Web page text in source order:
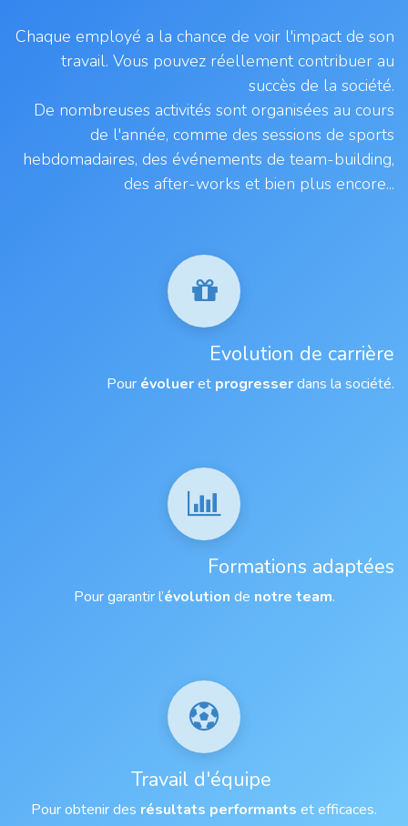
Chaque employé a la chance de voir l'impact de son
travail. Vous pouvez réellement contribuer au
succès de la société.
De nombreuses activités sont organisées au cours
de l'année, comme des sessions de sports
hebdomadaires, des événements de team-building,
des after-works et bien plus encore...
Evolution de carrière
Pour évolueret progresserdans la société.
Formations adaptées
Pour garantir l’évolution de notre team.
Travail d'équipe
Pour obtenir des résultats performants et efficaces.